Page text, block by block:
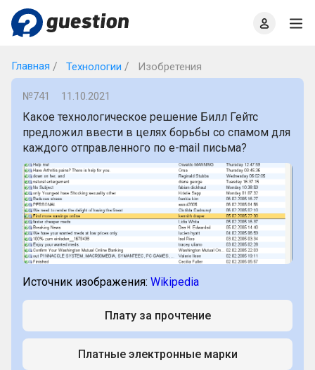
Главная Технологии Изобретения
№741 11.10.2021
Какое технологическое решение Билл Гейтс
предложил ввести в целях борьбы со спамом для
каждого отправленного по e-mail письма?
Источник изображения: Wikipedia
Плату за прочтение
Платные электронные марки